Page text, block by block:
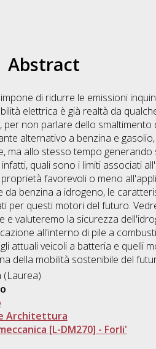
Abstract
di ridurre le emissioni
elettrica è già realtà da
non parlare dello
alternativo a benzina e
allo stesso tempo
quali sono i limiti associati
favorevoli o meno
benzina a idrogeno, le
questi motori del futuro.
valuteremo la sicurezza
all'interno di pile a
attuali veicoli a batteria e quelli
della mobilità sostenibile del
(Laurea)
Architettura
[L-DM270] - Forli'